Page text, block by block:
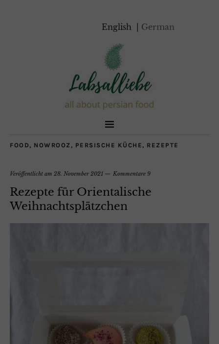
English German
FOOD , NOWROOZ , PERSISCHE KÜCHE , REZEPTE
Veröffentlicht am 28. November 2021 Kommentare 9
Rezepte für Orientalische
Weihnachtsplätzchen